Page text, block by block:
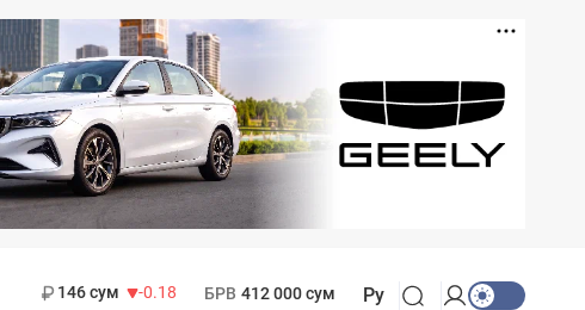
146 сум
-0.18
БРВ 412 000 сум Ру